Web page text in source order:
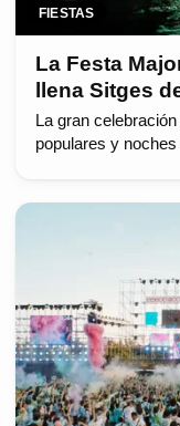
FIESTAS
La Festa
llena Sitges
La gran
populares y